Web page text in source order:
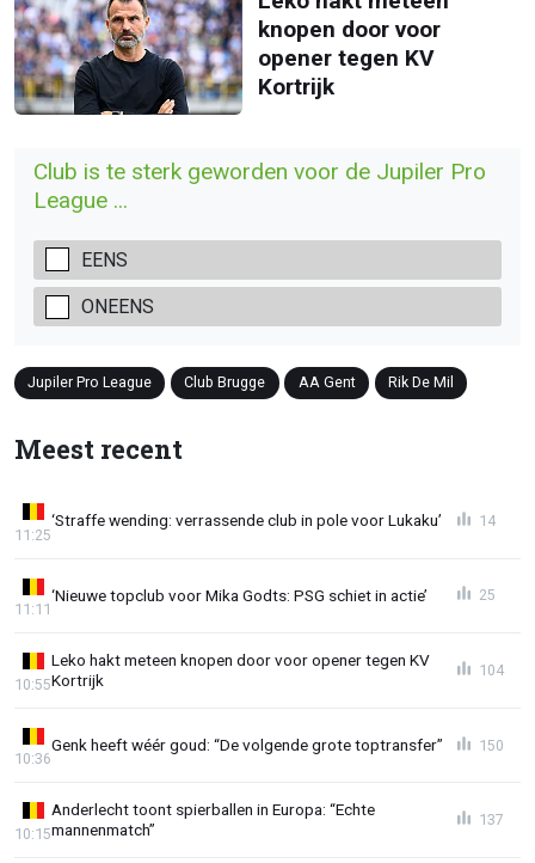
knopen door voor
opener tegen KV
Kortrijk
Club is te sterk geworden voor de Jupiler Pro
League ...
EENS
ONEENS
Jupiler Pro League Club Brugge AA Gent Rik De Mil
Meest recent
‘Straffe wending: verrassende club in pole voor Lukaku’
11:25
14
‘Nieuwe topclub voor Mika Godts: PSG schiet in actie’
11:11
25
Leko hakt meteen knopen door voor opener tegen KV
Kortrijk
10:55
104
Genk heeft wéér goud: “De volgende grote toptransfer”
10:36
150
Anderlecht toont spierballen in Europa: “Echte
mannenmatch”
10:15
137